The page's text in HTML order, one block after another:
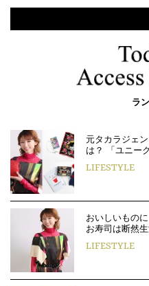
ラ
元タカラジェ
は？ 「ユニー
LIFESTYLE
おいしいもの
お寿司は断然
LIFESTYLE